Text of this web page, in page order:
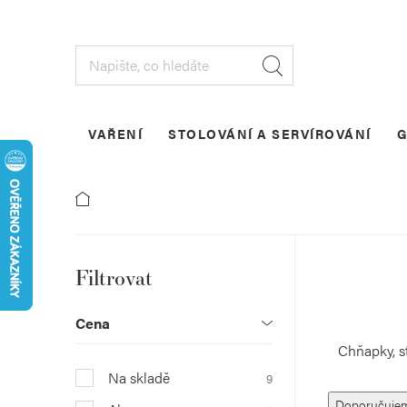
VAŘENÍ STOLOVÁNÍ A SERVÍROVÁNÍ
P
o
s
t
Cena
Na skladě 9
Chňapky,
Ř